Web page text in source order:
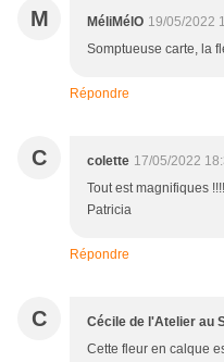
M MéliMélO 19/05/2022
Somptueuse carte, la
Répondre
C colette 17/05/2022
Tout est magnifiques
Patricia
Répondre
C Cécile de l'Atelier au
Cette fleur en calque